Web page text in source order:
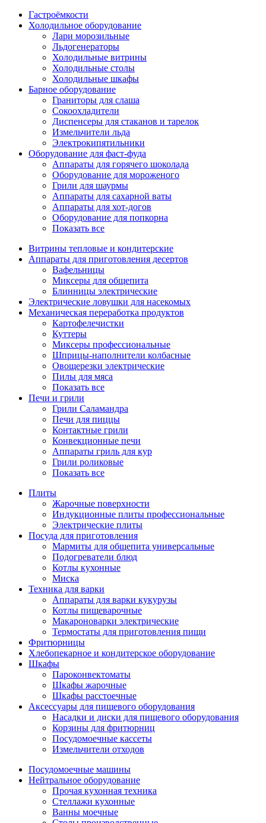
Гастроёмкости
Холодильное оборудование
Лари морозильные
Льдогенераторы
Холодильные витрины
Холодильные столы
Холодильные шкафы
Барное оборудование
Граниторы для слаша
Сокоохладители
Диспенсеры для стаканов и тарелок
Измельчители льда
Электрокипятильники
Оборудование для фаст-фуда
Аппараты для горячего шоколада
Оборудование для мороженого
Грили для шаурмы
Аппараты для сахарной ваты
Аппараты для хот-догов
Оборудование для попкорна
Показать все
Витрины тепловые и кондитерские
Аппараты для приготовления десертов
Вафельницы
Миксеры для общепита
Блинницы электрические
Электрические ловушки для насекомых
Механическая переработка продуктов
Картофелечистки
Куттеры
Миксеры профессиональные
Шприцы-наполнители колбасные
Овощерезки электрические
Пилы для мяса
Показать все
Печи и грили
Грили Саламандра
Печи для пиццы
Контактные грили
Конвекционные печи
Аппараты гриль для кур
Грили роликовые
Показать все
Плиты
Жарочные поверхности
Индукционные плиты профессиональные
Электрические плиты
Посуда для приготовления
Мармиты для общепита универсальные
Подогреватели блюд
Котлы кухонные
Миска
Техника для варки
Аппараты для варки кукурузы
Котлы пищеварочные
Макароноварки электрические
Термостаты для приготовления пищи
Фритюрницы
Хлебопекарное и кондитерское оборудование
Шкафы
Пароконвектоматы
Шкафы жарочные
Шкафы расстоечные
Аксессуары для пищевого оборудования
Насадки и диски для пищевого оборудования
Корзины для фритюрниц
Посудомоечные кассеты
Измельчители отходов
Посудомоечные машины
Нейтральное оборудование
Прочая кухонная техника
Стеллажи кухонные
Ванны моечные